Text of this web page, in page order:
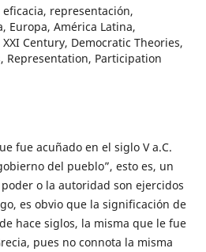
representación,
Europa, América Latina,
Century, Democratic Theories,
Representation, Participation
fue acuñado en el siglo V a.C.
del pueblo”, esto es, un
o la autoridad son ejercidos
es obvio que la significación de
hace siglos, la misma que le fue
pues no connota la misma